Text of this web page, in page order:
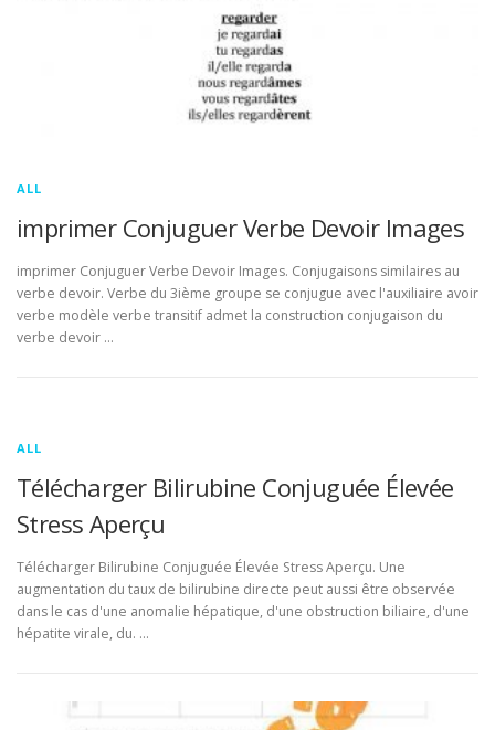
ALL
imprimer Conjuguer Verbe Devoir Images
imprimer Conjuguer Verbe Devoir Images. Conjugaisons similaires au
verbe devoir. Verbe du 3ième groupe se conjugue avec l'auxiliaire avoir
verbe modèle verbe transitif admet la construction conjugaison du
verbe devoir …
ALL
Télécharger Bilirubine Conjuguée Élevée
Stress Aperçu
Télécharger Bilirubine Conjuguée Élevée Stress Aperçu. Une
augmentation du taux de bilirubine directe peut aussi être observée
dans le cas d'une anomalie hépatique, d'une obstruction biliaire, d'une
hépatite virale, du. …